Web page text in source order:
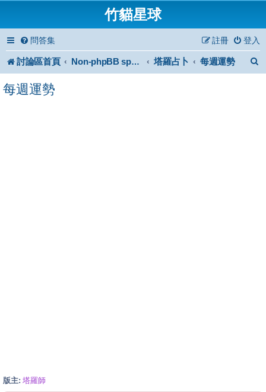
竹貓星球
問答集 登入
註冊
討論區首頁 Non-phpBB specific 塔羅占卜 每週運勢
每週運勢
版主: 塔羅師